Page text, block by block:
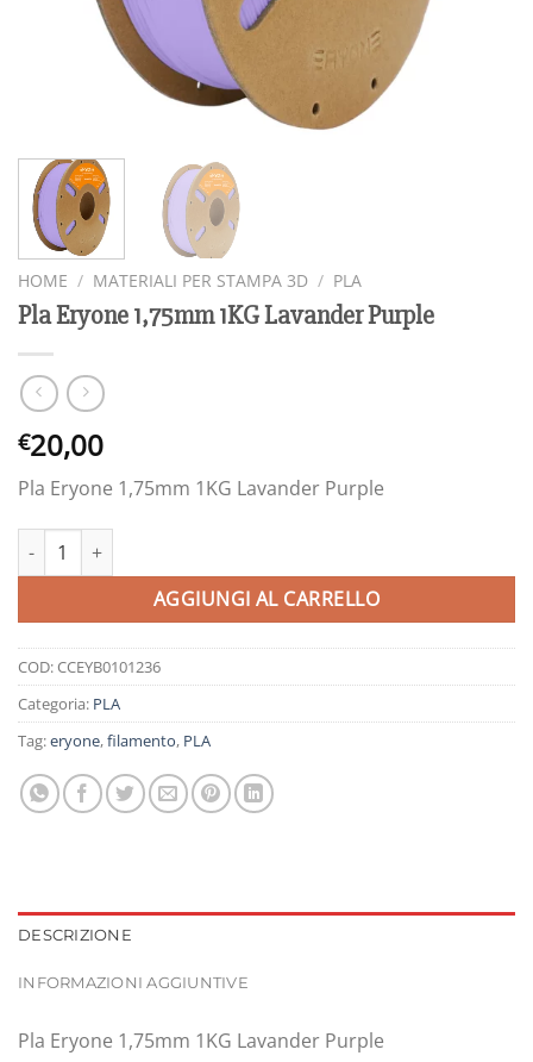
HOME / MATERIALI PER STAMPA 3D / PLA
Pla Eryone 1,75mm 1KG Lavander Purple
€20,00
Pla Eryone 1,75mm 1KG Lavander Purple
Pla Eryone 1,75mm 1KG Lavander Purple quantità
AGGIUNGI AL CARRELLO
COD:CCEYB0101236
Categoria: PLA
Tag:eryone,filamento, PLA
DESCRIZIONE
INFORMAZIONI AGGIUNTIVE
Pla Eryone 1,75mm 1KG Lavander Purple